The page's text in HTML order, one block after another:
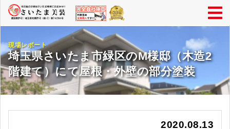
現場レポート
埼玉県さいたま市緑区のM様邸（木造2
階建て）にて屋根・外壁の部分塗装
2020.08.13